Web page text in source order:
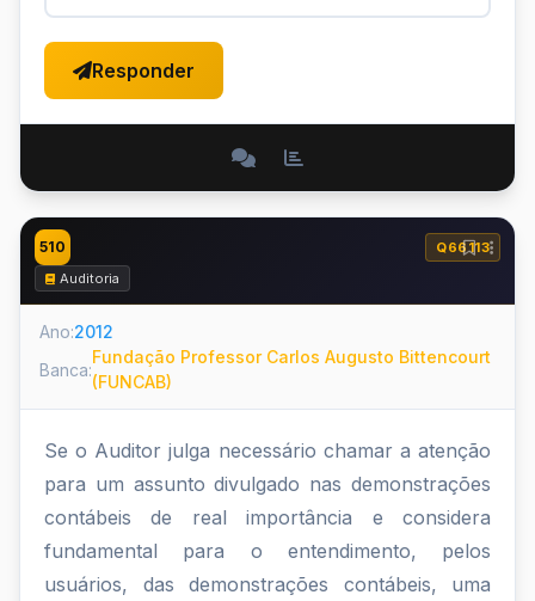
Responder
510
Q66113
Auditoria
Ano:2012
Banca:
Fundação Professor Carlos Augusto Bittencourt
(FUNCAB)
Se o Auditor julga necessário chamar a atenção
para um assunto divulgado nas demonstrações
contábeis de real importância e considera
fundamental para o entendimento, pelos
usuários, das demonstrações contábeis, uma